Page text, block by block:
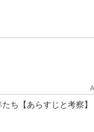
ち【あらすじと考察】